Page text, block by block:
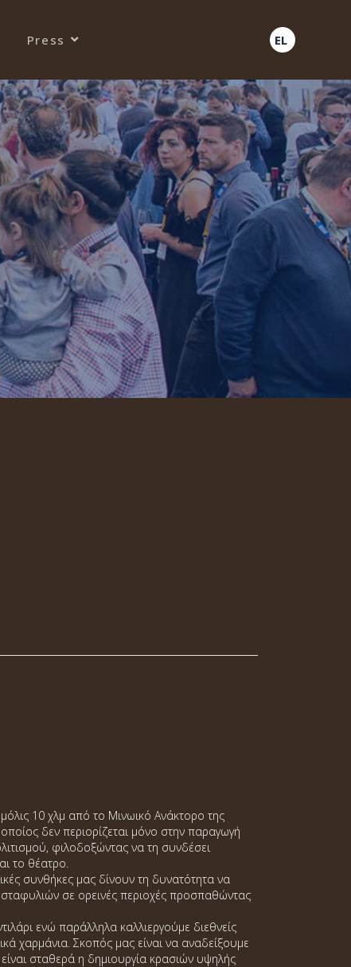
Press EL
10 χλμ από το Μινωικό Ανάκτορο της
δεν περιορίζεται μόνο στην παραγωγή
φιλοδοξώντας να τη συνδέσει
το θέατρο.
συνθήκες μας δίνουν τη δυνατότητα να
σταφυλιών σε ορεινές περιοχές προσπαθώντας
ενώ παράλληλα καλλιεργούμε διεθνείς
χαρμάνια. Σκοπός μας είναι να αναδείξουμε
σταθερά η δημιουργία κρασιών υψηλής